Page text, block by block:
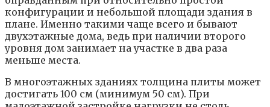
конфигурации и небольшой площади здания в
плане. Именно такими чаще всего и бывают
двухэтажные дома, ведь при наличии второго
уровня дом занимает на участке в два раза
меньше места.
В многоэтажных зданиях толщина плиты может
достигать 100 см (минимум 50 см). При